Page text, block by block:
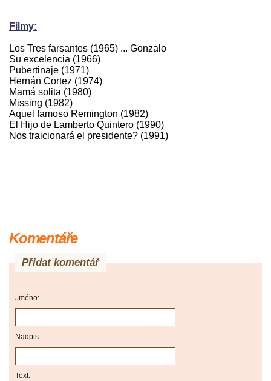
Filmy:
Los Tres farsantes (1965) ... Gonzalo
Su excelencia (1966)
Pubertinaje (1971)
Hernán Cortez (1974)
Mamá solita (1980)
Missing (1982)
Aquel famoso Remington (1982)
El Hijo de Lamberto Quintero (1990)
Nos traicionará el presidente? (1991)
Komentáře
Přidat komentář
Jméno:
Nadpis:
Text: